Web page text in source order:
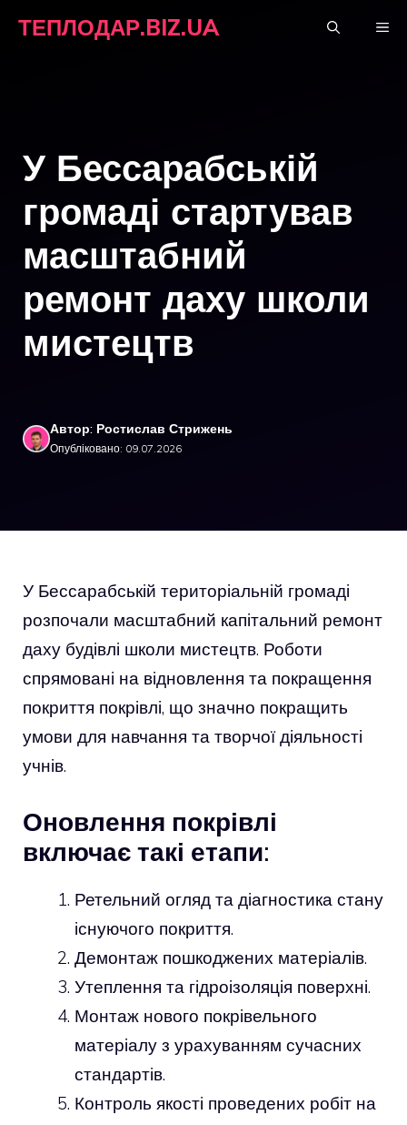
ТЕПЛОДАР.BIZ.UA
У Бессарабській
громаді стартував
масштабний
ремонт даху школи
мистецтв
Автор: Ростислав Стрижень
Опубліковано: 09.07.2026
У Бессарабській територіальній громаді
розпочали масштабний капітальний ремонт
даху будівлі школи мистецтв. Роботи
спрямовані на відновлення та покращення
покриття покрівлі, що значно покращить
умови для навчання та творчої діяльності
учнів.
Оновлення покрівлі
включає такі етапи:
Ретельний огляд та діагностика стану
існуючого покриття.
Демонтаж пошкоджених матеріалів.
Утеплення та гідроізоляція поверхні.
Монтаж нового покрівельного
матеріалу з урахуванням сучасних
стандартів.
Контроль якості проведених робіт на